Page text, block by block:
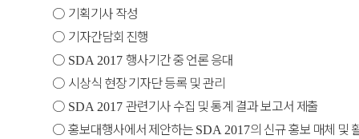
○ 기획기사 작성
○ 기자간담회 진행
○ SDA 2017 행사기간 중 언론 응대
○ 시상식 현장 기자단 등록 및 관리
○ SDA 2017 관련기사 수집 및 통계 결과 보고서 제출
○홍보대행사에서 제안하는 SDA 2017의 신규 홍보 매체 및